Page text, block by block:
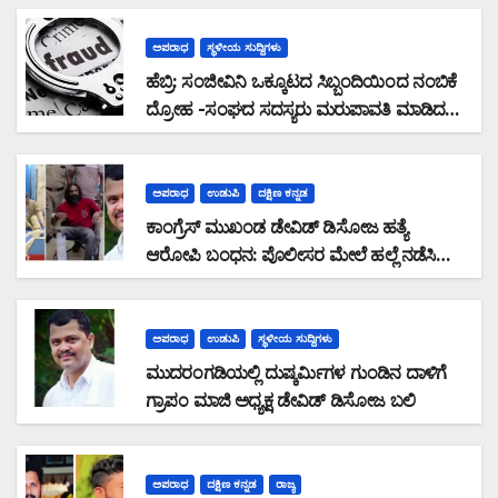
ಅಪರಾಧ ಸ್ಥಳೀಯ ಸುದ್ದಿಗಳು
ಹೆಬ್ರಿ: ಸಂಜೀವಿನಿ ಒಕ್ಕೂಟದ ಸಿಬ್ಬಂದಿಯಿಂದ ನಂಬಿಕೆ
ದ್ರೋಹ -ಸಂಘದ ಸದಸ್ಯರು ಮರುಪಾವತಿ ಮಾಡಿದ
ಸಾಲ ಜಮಾ ಮಾಡದೆ 28,19,489 ರೂ. ವಂಚನೆ
ಅಪರಾಧ ಉಡುಪಿ ದಕ್ಷಿಣ ಕನ್ನಡ
ಕಾಂಗ್ರೆಸ್ ಮುಖಂಡ ಡೇವಿಡ್ ಡಿಸೋಜ ಹತ್ಯೆ
ಆರೋಪಿ ಬಂಧನ: ಪೊಲೀಸರ ಮೇಲೆ ಹಲ್ಲೆ ನಡೆಸಿ
ಪರಾರಿಯಾಗುತ್ತಿದ್ದ ಆರೋಪಿ ಕಾಲಿಗೆ ಫೈರಿಂಗ್
ಅಪರಾಧ ಉಡುಪಿ ಸ್ಥಳೀಯ ಸುದ್ದಿಗಳು
ಮುದರಂಗಡಿಯಲ್ಲಿ ದುಷ್ಕರ್ಮಿಗಳ ಗುಂಡಿನ ದಾಳಿಗೆ
ಗ್ರಾಪಂ ಮಾಜಿ ಅಧ್ಯಕ್ಷ ಡೇವಿಡ್ ಡಿಸೋಜ ಬಲಿ
ಅಪರಾಧ ದಕ್ಷಿಣ ಕನ್ನಡ ರಾಜ್ಯ